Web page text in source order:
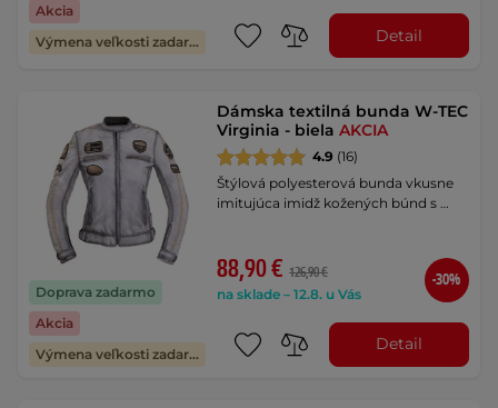
Akcia
Výmena veľkosti zadarmo
Detail
Doprava zadarmo
Akcia
Výmena veľkosti zadarmo
Dámska textilná bunda W-TEC
Virginia - bielaAKCIA
4.9 (16)
Štýlová polyesterová bunda vkusne
imitujúca imidž kožených búnd s …
88,90 € 126,90 €
na sklade – 12.8. u Vás
-30%
Detail